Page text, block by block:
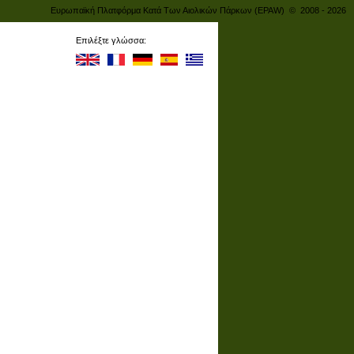
Επιλέξτε γλώσσα:
Ευρωπαϊκή Πλατφόρμα Κατά Των Αιολικών Πάρκων (EPAW) © 2008 - 2026